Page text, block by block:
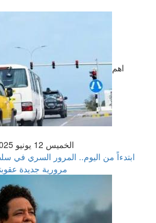
اهم
الخميس 12 يونيو 2025 06:07 صباحاً
ابتدءاً من اليوم.. المرور السري في
مرورية جديدة